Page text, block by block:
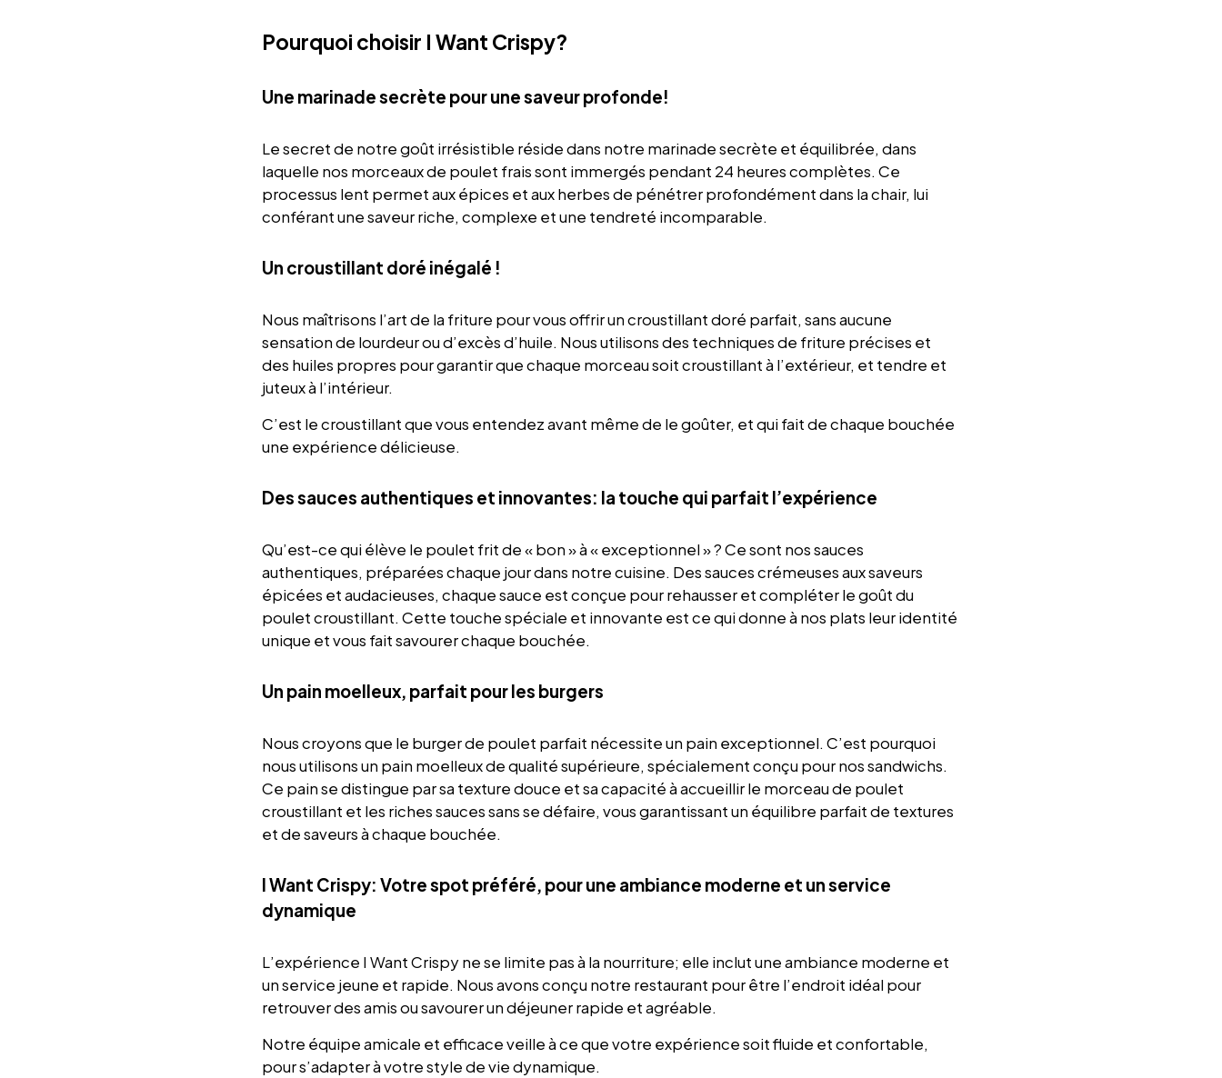
Pourquoi choisir I Want Crispy?
Une marinade secrète pour une saveur profonde!
Le secret de notre goût irrésistible réside dans notre marinade secrète et équilibrée, dans
laquelle nos morceaux de poulet frais sont immergés pendant 24 heures complètes. Ce
processus lent permet aux épices et aux herbes de pénétrer profondément dans la chair, lui
conférant une saveur riche, complexe et une tendreté incomparable.
Un croustillant doré inégalé !
Nous maîtrisons l’art de la friture pour vous offrir un croustillant doré parfait, sans aucune
sensation de lourdeur ou d’excès d’huile. Nous utilisons des techniques de friture précises et
des huiles propres pour garantir que chaque morceau soit croustillant à l’extérieur, et tendre et
juteux à l’intérieur.
C’est le croustillant que vous entendez avant même de le goûter, et qui fait de chaque bouchée
une expérience délicieuse.
Des sauces authentiques et innovantes: la touche qui parfait l’expérience
Qu’est-ce qui élève le poulet frit de « bon » à « exceptionnel » ? Ce sont nos sauces
authentiques, préparées chaque jour dans notre cuisine. Des sauces crémeuses aux saveurs
épicées et audacieuses, chaque sauce est conçue pour rehausser et compléter le goût du
poulet croustillant. Cette touche spéciale et innovante est ce qui donne à nos plats leur identité
unique et vous fait savourer chaque bouchée.
Un pain moelleux, parfait pour les burgers
Nous croyons que le burger de poulet parfait nécessite un pain exceptionnel. C’est pourquoi
nous utilisons un pain moelleux de qualité supérieure, spécialement conçu pour nos sandwichs.
Ce pain se distingue par sa texture douce et sa capacité à accueillir le morceau de poulet
croustillant et les riches sauces sans se défaire, vous garantissant un équilibre parfait de textures
et de saveurs à chaque bouchée.
I Want Crispy: Votre spot préféré, pour une ambiance moderne et un service
dynamique
L’expérience I Want Crispy ne se limite pas à la nourriture; elle inclut une ambiance moderne et
un service jeune et rapide. Nous avons conçu notre restaurant pour être l’endroit idéal pour
retrouver des amis ou savourer un déjeuner rapide et agréable.
Notre équipe amicale et efficace veille à ce que votre expérience soit fluide et confortable,
pour s’adapter à votre style de vie dynamique.